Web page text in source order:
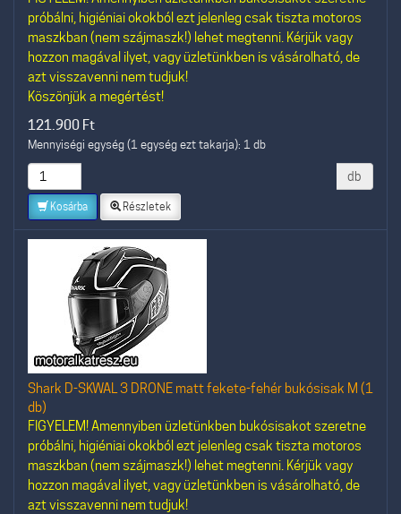
próbálni, higiéniai okokból ezt jelenleg csak tiszta motoros
maszkban (nem szájmaszk!) lehet megtenni. Kérjük vagy
hozzon magával ilyet, vagy üzletünkben is vásárolható, de
azt visszavenni nem tudjuk!
Köszönjük a megértést!
121.900 Ft
Mennyiségi egység (1 egység ezt takarja): 1 db
db
Kosárba Részletek
Shark D-SKWAL 3 DRONE matt fekete-fehér bukósisak M (1
db)
FIGYELEM! Amennyiben üzletünkben bukósisakot szeretne
próbálni, higiéniai okokból ezt jelenleg csak tiszta motoros
maszkban (nem szájmaszk!) lehet megtenni. Kérjük vagy
hozzon magával ilyet, vagy üzletünkben is vásárolható, de
azt visszavenni nem tudjuk!